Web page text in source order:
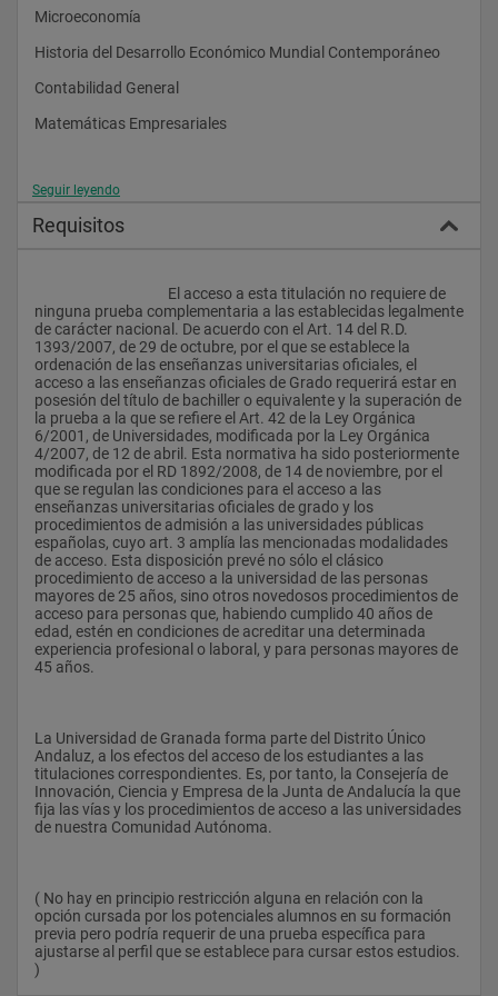
Las empresas suelen presentar diferentes áreas funcionales lo
que requiere conocimientos sobre la organización, fijación de
estrategias, proceso productivo, gestión comercial, gestión de
personal, gestión económico-financiera y de aspectos legales
y fiscales.
La formación universitaria en Administración y Dirección de
Empresas garantiza la existencia de profesionales capaces de
nivel de vida y en el progreso de la sociedad.
El objetivo central del título de grado en Administración y
Dirección de Empresas es formar profesionales capaces de
desempeñar labores de gestión, asesoramiento y evaluación
en las empresas. Esas labores se pueden desarrollar en el
ámbito global de la organización o en cualquiera de sus áreas
funcionales: producción, recursos humanos, financiación,
comercialización, inversión, administración o contabilidad; y
aspectos clave en el mundo actual que pueden suponer la
obtención de ventajas competitivas para las empresas como
puede ser la gestión de la innovación, la gestión de la calidad o
la gestión medioambiental. El graduado debe conocer la
articulación del normal desenvolvimiento de todas estas áreas
funcionales con los objetivos generales de la empresa, de
éstos con el contexto global de la economía y estar en
condiciones de contribuir con su actividad al buen
funcionamiento y a la mejora de resultados. En concreto, debe
saber identificar y anticipar oportunidades, asignar recursos,
organizar la información, seleccionar y motivar a las personas,
tomar decisiones, alcanzar objetivos propuestos y evaluar
resultados.
Los objetivos específicos que debe conocer podrían
relación con el entorno económico inmediato y mediato,
nacional e internacional.
b. Métodos y técnicas de dirección y organización de
empresas.
Competencias
Para alcanzar los objetivos se requiere adquirir una serie de
competencias. Dichas competencias aseguran una formación
Microeconomía
Historia del Desarrollo Económico Mundial Contemporáneo
Contabilidad General
Matemáticas Empresariales
Segundo Curso:
Macroeconomía
Dirección y Administración de Empresas
Contabilidad Financiera I
Dirección comercial
Análisis de las Operaciones Financieras
Contabilidad Financiera II
Técnicas Cuantitativas II
Organización de Empresas
Economía Mundial
Tercer Curso:
Contabilidad de gestión
Econometría
Dirección de Operaciones I
Dirección Estratégica de la Empresa I
Análisis de Estados Financieros
Dirección de Recursos Humanos I
Dirección Estratégica de la Empresa II
Métodos Cuantitativos
Seguir leyendo
Requisitos
ninguna prueba complementaria a las establecidas legalmente
de carácter nacional. De acuerdo con el Art. 14 del R.D.
1393/2007, de 29 de octubre, por el que se establece la
ordenación de las enseñanzas universitarias oficiales, el
acceso a las enseñanzas oficiales de Grado requerirá estar en
posesión del título de bachiller o equivalente y la superación de
la prueba a la que se refiere el Art. 42 de la Ley Orgánica
6/2001, de Universidades, modificada por la Ley Orgánica
4/2007, de 12 de abril. Esta normativa ha sido posteriormente
modificada por el RD 1892/2008, de 14 de noviembre, por el
que se regulan las condiciones para el acceso a las
enseñanzas universitarias oficiales de grado y los
procedimientos de admisión a las universidades públicas
españolas, cuyo art. 3 amplía las mencionadas modalidades
de acceso. Esta disposición prevé no sólo el clásico
procedimiento de acceso a la universidad de las personas
mayores de 25 años, sino otros novedosos procedimientos de
acceso para personas que, habiendo cumplido 40 años de
edad, estén en condiciones de acreditar una determinada
experiencia profesional o laboral, y para personas mayores de
45 años.
La Universidad de Granada forma parte del Distrito Único
Andaluz, a los efectos del acceso de los estudiantes a las
titulaciones correspondientes. Es, por tanto, la Consejería de
Innovación, Ciencia y Empresa de la Junta de Andalucía la que
fija las vías y los procedimientos de acceso a las universidades
de nuestra Comunidad Autónoma.
( No hay en principio restricción alguna en relación con la
opción cursada por los potenciales alumnos en su formación
previa pero podría requerir de una prueba específica para
ajustarse al perfil que se establece para cursar estos estudios.
)